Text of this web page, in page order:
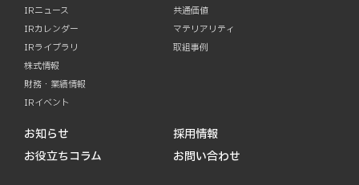
IRニュース
IRカレンダー
IRライブラリ
株式情報
財務・業績情報
IRイベント
共通価値
マテリアリティ
取組事例
お知らせ
お役立ちコラム
採用情報
お問い合わせ